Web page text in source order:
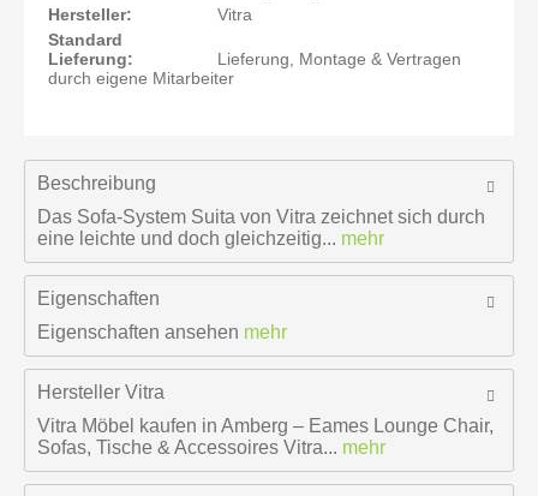
Hersteller:
Vitra
Standard
Lieferung:
Lieferung, Montage & Vertragen
durch eigene Mitarbeiter
Beschreibung
Das Sofa-System Suita von Vitra zeichnet sich durch
eine leichte und doch gleichzeitig... mehr
Eigenschaften
Eigenschaften ansehen mehr
Hersteller Vitra
Vitra Möbel kaufen in Amberg – Eames Lounge Chair,
Sofas, Tische & Accessoires Vitra... mehr